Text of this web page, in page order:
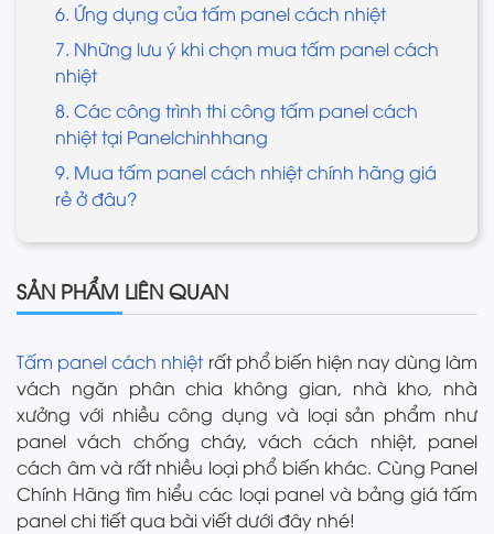
6. Ứng dụng của tấm panel cách nhiệt
7. Những lưu ý khi chọn mua tấm panel cách
nhiệt
8. Các công trình thi công tấm panel cách
nhiệt tại Panelchinhhang
9. Mua tấm panel cách nhiệt chính hãng giá
rẻ ở đâu?
SẢN PHẨM LIÊN QUAN
Tấm panel cách nhiệt rất phổ biến hiện nay dùng làm
vách ngăn phân chia không gian, nhà kho, nhà
xưởng với nhiều công dụng và loại sản phẩm như
panel vách chống cháy, vách cách nhiệt, panel
cách âm và rất nhiều loại phổ biến khác. Cùng Panel
Chính Hãng tìm hiểu các loại panel và bảng giá tấm
panel chi tiết qua bài viết dưới đây nhé!